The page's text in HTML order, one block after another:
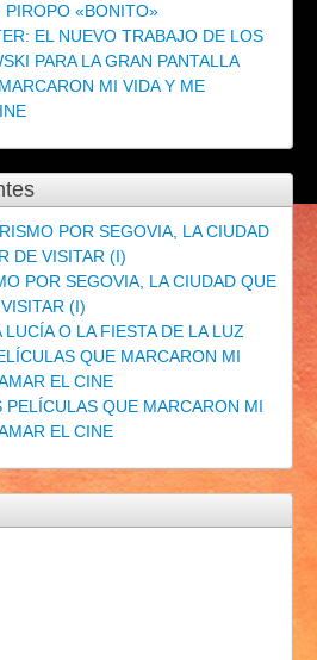
«BONITO»
EL NUEVO TRABAJO DE LOS
PARA LA GRAN PANTALLA
MI VIDA Y ME
POR SEGOVIA, LA CIUDAD
DE VISITAR (I)
POR SEGOVIA, LA CIUDAD QUE
(I)
LUCÍA O LA FIESTA DE LA LUZ
QUE MARCARON MI
EL CINE
PELÍCULAS QUE MARCARON MI
EL CINE